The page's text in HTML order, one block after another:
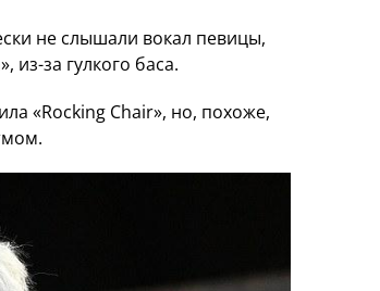
не слышали вокал певицы,
из-за гулкого баса.
«Rocking Chair», но, похоже,